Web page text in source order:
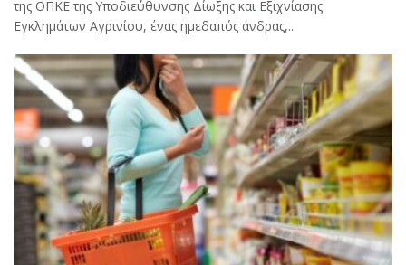
της ΟΠΚΕ της Υποδιεύθυνσης Δίωξης και Εξιχνίασης
Εγκλημάτων Αγρινίου, ένας ημεδαπός άνδρας,...